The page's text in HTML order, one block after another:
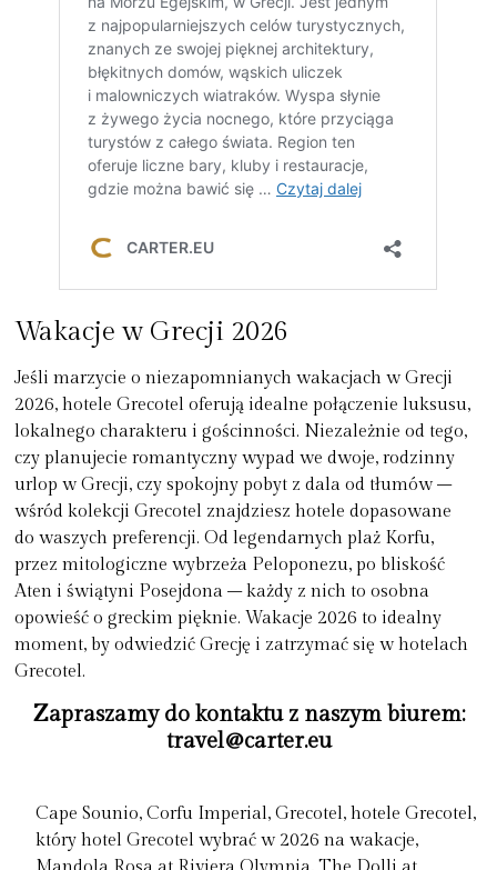
Wakacje w Grecji 2026
Jeśli marzycie o niezapomnianychwakacjach w Grecji
2026, hoteleGrecotel oferują idealne połączenie luksusu,
lokalnego charakteru i gościnności. Niezależnie od tego,
czy planujecie romantyczny wypad we dwoje, rodzinny
urlop w Grecji, czy spokojny pobyt z dala od tłumów –
wśród kolekcji Grecotel znajdziesz hotele dopasowane
do waszych preferencji. Od legendarnych plaż Korfu,
przez mitologiczne wybrzeża Peloponezu, po bliskość
Aten i świątyni Posejdona – każdy z nich to osobna
opowieść o greckim pięknie.Wakacje 2026 to idealny
moment, by odwiedzić Grecję i zatrzymać się w hotelach
Grecotel.
Zapraszamy do kontaktu z naszym biurem:
travel@carter.eu
Cape Sounio,Corfu Imperial,Grecotel,hotele Grecotel,
który hotel Grecotel wybrać w 2026 na wakacje,